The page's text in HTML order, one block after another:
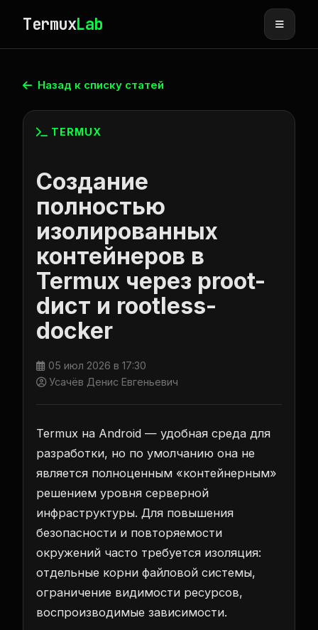
TermuxLab
Назад к списку статей
TERMUX
Создание
полностью
изолированных
контейнеров в
Termux через proot-
dист и rootless-
docker
05 июл 2026 в 17:30
Усачёв Денис Евгеньевич
Termux на Android — удобная среда для
разработки, но по умолчанию она не
является полноценным «контейнерным»
решением уровня серверной
инфраструктуры. Для повышения
безопасности и повторяемости
окружений часто требуется изоляция:
отдельные корни файловой системы,
ограничение видимости ресурсов,
воспроизводимые зависимости.